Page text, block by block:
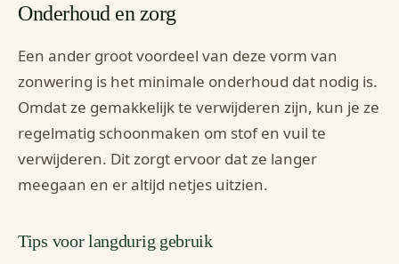
Onderhoud en zorg
Een ander groot voordeel van deze vorm van
zonwering is het minimale onderhoud dat nodig is.
Omdat ze gemakkelijk te verwijderen zijn, kun je ze
regelmatig schoonmaken om stof en vuil te
verwijderen. Dit zorgt ervoor dat ze langer
meegaan en er altijd netjes uitzien.
Tips voor langdurig gebruik